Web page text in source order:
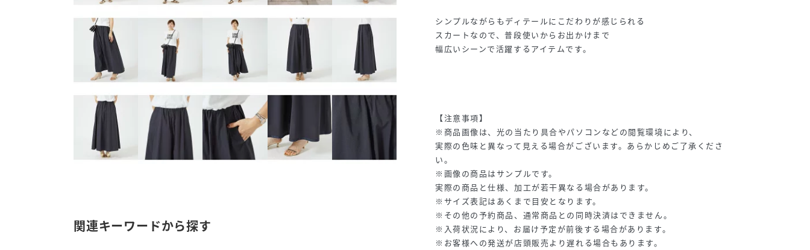
関連キーワードから探す
シンプルながらもディテールにこだわりが感じられる
スカートなので、普段使いからお出かけまで
幅広いシーンで活躍するアイテムです。
【注意事項】
※商品画像は、光の当たり具合やパソコンなどの閲覧環境により、
実際の色味と異なって見える場合がございます。あらかじめご了承くださ
い。
※画像の商品はサンプルです。
実際の商品と仕様、加工が若干異なる場合があります。
※サイズ表記はあくまで目安となります。
※その他の予約商品、通常商品との同時決済はできません。
※入荷状況により、お届け予定が前後する場合があります。
※お客様への発送が店頭販売より遅れる場合もあります。